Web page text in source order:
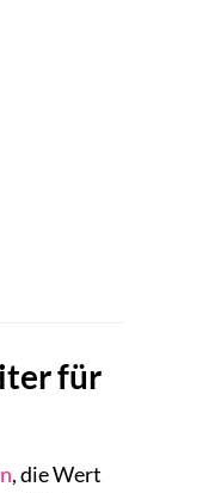
für
, die Wert